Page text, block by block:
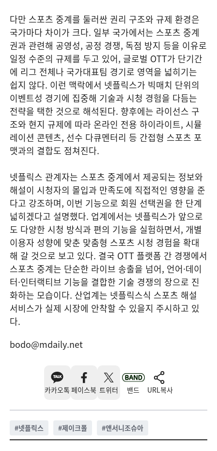
다만 스포츠 중계를 둘러싼 권리 구조와 규제 환경은
국가마다 차이가 크다. 일부 국가에서는 스포츠 중계
권과 관련해 공영성, 공정 경쟁, 독점 방지 등을 이유로
일정 수준의 규제를 두고 있어, 글로벌 OTT가 단기간
에 리그 전체나 국가대표팀 경기로 영역을 넓히기는
쉽지 않다. 이런 맥락에서 넷플릭스가 빅매치 단위의
이벤트성 경기에 집중해 기술과 시청 경험을 다듬는
전략을 택한 것으로 해석된다. 향후에는 라이선스 구
조와 현지 규제에 따라 온라인 전용 하이라이트, 시뮬
레이션 콘텐츠, 선수 다큐멘터리 등 간접형 스포츠 포
맷과의 결합도 점쳐진다.
넷플릭스 관계자는 스포츠 중계에서 제공되는 정보와
해설이 시청자의 몰입과 만족도에 직접적인 영향을 준
다고 강조하며, 이번 기능으로 회원 선택권을 한 단계
넓히겠다고 설명했다. 업계에서는 넷플릭스가 앞으로
도 다양한 시청 방식과 편의 기능을 실험하면서, 개별
이용자 성향에 맞춘 맞춤형 스포츠 시청 경험을 확대
해 갈 것으로 보고 있다. 결국 OTT 플랫폼 간 경쟁에서
스포츠 중계는 단순한 라이브 송출을 넘어, 언어·데이
터·인터랙티브 기능을 결합한 기술 경쟁의 장으로 진
화하는 모습이다. 산업계는 넷플릭스식 스포츠 해설
서비스가 실제 시장에 안착할 수 있을지 주시하고 있
다.
bodo@mdaily.net
카카오톡 페이스북 트위터 밴드 URL복사
#넷플릭스 #제이크폴 #앤서니조슈아